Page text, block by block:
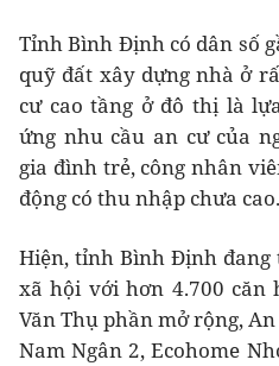
Tỉnh Bình Định có dân số
quỹ đất xây dựng nhà ở
cư cao tầng ở đô thị là
ứng nhu cầu an cư của
gia đình trẻ, công nhân
động có thu nhập chưa cao.
Hiện, tỉnh Bình Định
xã hội với hơn 4.700 căn
Văn Thụ phần mở rộng,
Nam Ngân 2, Ecohome